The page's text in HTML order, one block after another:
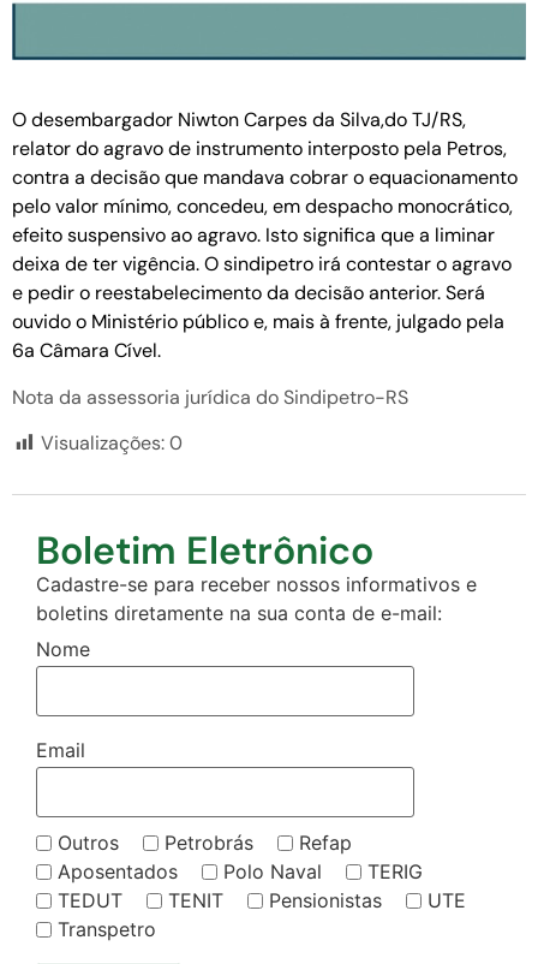
O desembargador Niwton Carpes da Silva,do TJ/RS,
relator do agravo de instrumento interposto pela Petros,
contra a decisão que mandava cobrar o equacionamento
pelo valor mínimo, concedeu, em despacho monocrático,
efeito suspensivo ao agravo. Isto significa que a liminar
deixa de ter vigência. O sindipetro irá contestar o agravo
e pedir o reestabelecimento da decisão anterior. Será
ouvido o Ministério público e, mais à frente, julgado pela
6a Câmara Cível.
Nota da assessoria jurídica do Sindipetro-RS
Visualizações:0
Boletim Eletrônico
Cadastre-se para receber nossos informativos e
boletins diretamente na sua conta de e-mail:
Nome
Email
Outros Petrobrás
Refap
Aposentados
Polo Naval
TERIG
TEDUT
TENIT Pensionistas
UTE
Transpetro